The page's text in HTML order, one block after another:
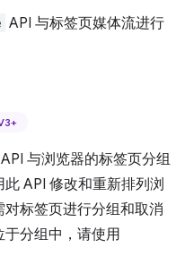
API 与标签页媒体流进行
API 与浏览器的标签页分组
API 修改和重新排列浏
标签页进行分组和取消
分组中，请使用